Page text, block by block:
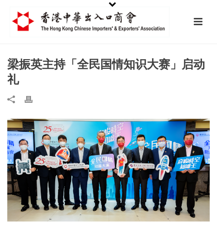
梁振英主持「全民国情知识大赛」启动
礼